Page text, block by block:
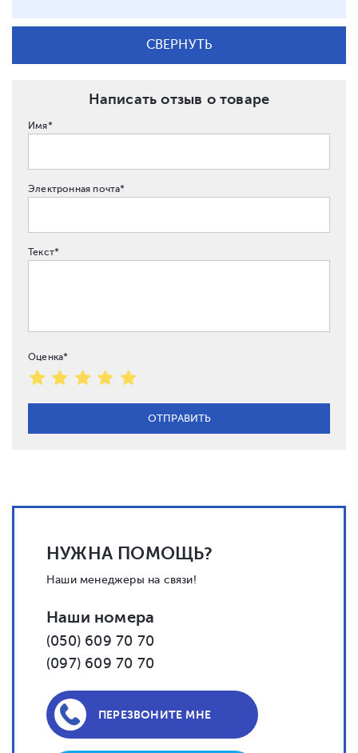
СВЕРНУТЬ
Написать отзыв о товаре
Имя*
Электронная почта*
Текст*
Оценка*
НУЖНА ПОМОЩЬ?
Наши менеджеры на связи!
Наши номера
(050) 609 70 70
(097) 609 70 70
ПЕРЕЗВОНИТЕ МНЕ